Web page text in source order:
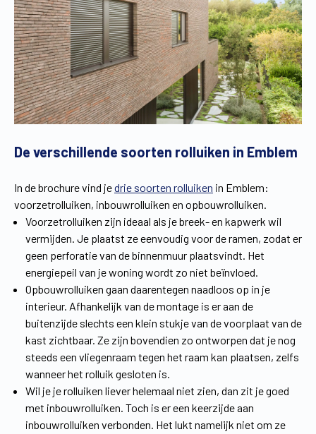
De verschillende soorten rolluiken in Emblem
In de brochure vind jedrie soorten rolluiken in Emblem:
voorzetrolluiken, inbouwrolluiken en opbouwrolluiken.
Voorzetrolluiken zijn ideaal als je breek- en kapwerk wil
vermijden. Je plaatst ze eenvoudig voor de ramen, zodat er
geen perforatie van de binnenmuur plaatsvindt. Het
energiepeil van je woning wordt zo niet beïnvloed.
Opbouwrolluiken gaan daarentegen naadloos op in je
interieur. Afhankelijk van de montage is er aan de
buitenzijde slechts een klein stukje van de voorplaat van de
kast zichtbaar. Ze zijn bovendien zo ontworpen dat je nog
steeds een vliegenraam tegen het raam kan plaatsen, zelfs
wanneer het rolluik gesloten is.
Wil je je rolluiken liever helemaal niet zien, dan zit je goed
met inbouwrolluiken. Toch is er een keerzijde aan
inbouwrolluiken verbonden. Het lukt namelijk niet om ze